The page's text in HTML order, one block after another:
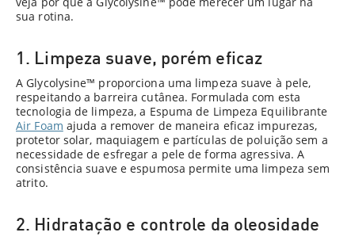
sua rotina.
1. Limpeza suave, porém eficaz
A Glycolysine™ proporciona uma limpeza suave à pele,
respeitando a barreira cutânea. Formulada com esta
tecnologia de limpeza, a Espuma de Limpeza Equilibrante
Air Foam ajuda a remover de maneira eficaz impurezas,
protetor solar, maquiagem e partículas de poluição sem a
necessidade de esfregar a pele de forma agressiva. A
consistência suave e espumosa permite uma limpeza sem
atrito.
2. Hidratação e controle da oleosidade